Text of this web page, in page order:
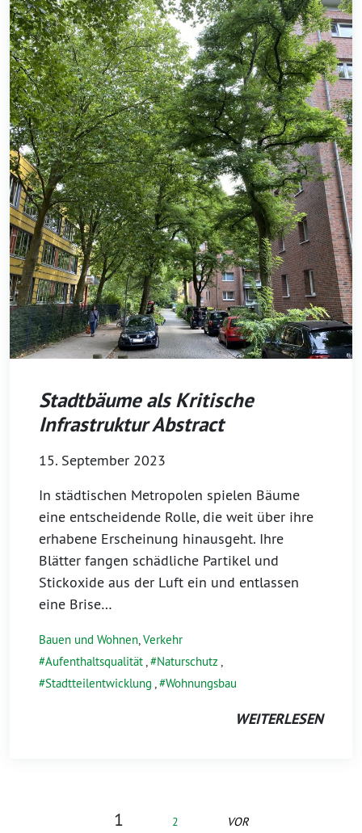
Stadtbäume als Kritische
Infrastruktur Abstract
15. September 2023
In städtischen Metropolen spielen Bäume
eine entscheidende Rolle, die weit über ihre
erhabene Erscheinung hinausgeht. Ihre
Blätter fangen schädliche Partikel und
Stickoxide aus der Luft ein und entlassen
eine Brise…
Bauen und Wohnen Verkehr
Aufenthaltsqualität
Naturschutz
Stadtteilentwicklung
Wohnungsbau
WEITERLESEN
1 2 VOR